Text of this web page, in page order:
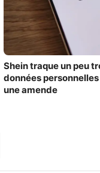
Shein traque un peu
données
une amende